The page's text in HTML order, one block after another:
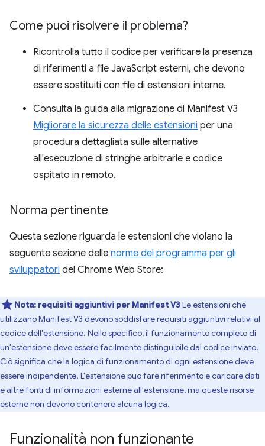
Come puoi risolvere il problema?
Ricontrolla tutto il codice per verificare la presenza
di riferimenti a file JavaScript esterni, che devono
essere sostituiti con file di estensioni interne.
Consulta la guida alla migrazione di Manifest V3
Migliorare la sicurezza delle estensioni per una
procedura dettagliata sulle alternative
all'esecuzione di stringhe arbitrarie e codice
ospitato in remoto.
Norma pertinente
Questa sezione riguarda le estensioni che violano la
seguente sezione delle norme del programma per gli
sviluppatori del Chrome Web Store:
Nota: requisiti aggiuntivi per Manifest V3Le estensioni che
utilizzano Manifest V3 devono soddisfare requisiti aggiuntivi relativi al
codice dell'estensione. Nello specifico, il funzionamento completo di
un'estensione deve essere facilmente distinguibile dal codice inviato.
Ciò significa che la logica di funzionamento di ogni estensione deve
essere indipendente. L'estensione può fare riferimento e caricare dati
e altre fonti di informazioni esterne all'estensione, ma queste risorse
esterne non devono contenere alcuna logica.
Funzionalità non funzionante